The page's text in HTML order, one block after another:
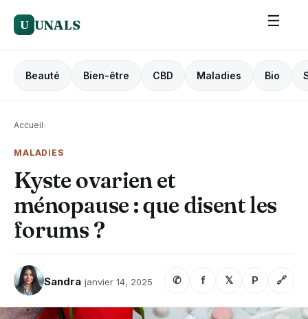
U UNALS ☰
Beauté Bien-être CBD Maladies Bio
Accueil›
MALADIES
Kyste ovarien et
ménopause : que disent les
forums ?
Sandra janvier 14, 2025 ✆ f 𝕏 P 🔗